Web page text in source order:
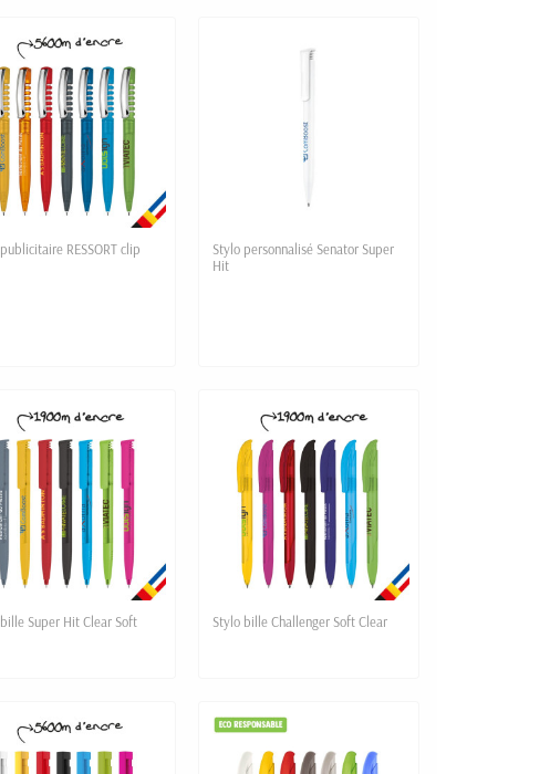
RESSORT clip
Stylo personnalisé Senator Super
Hit
Super Hit Clear Soft
Stylo bille Challenger Soft Clear